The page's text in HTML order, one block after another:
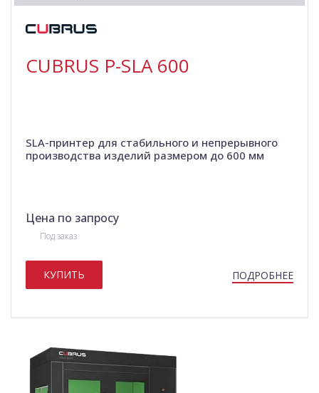
CUBRUS P-SLA 600
SLA-принтер для стабильного и непрерывного
производства изделий размером до 600 мм
Цена по запросу
Под заказ
КУПИТЬ ПОДРОБНЕЕ